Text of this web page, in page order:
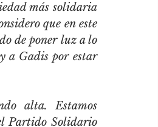
más solidaria
que en este
de poner luz a lo
a Gadis por estar
alta. Estamos
Partido Solidario